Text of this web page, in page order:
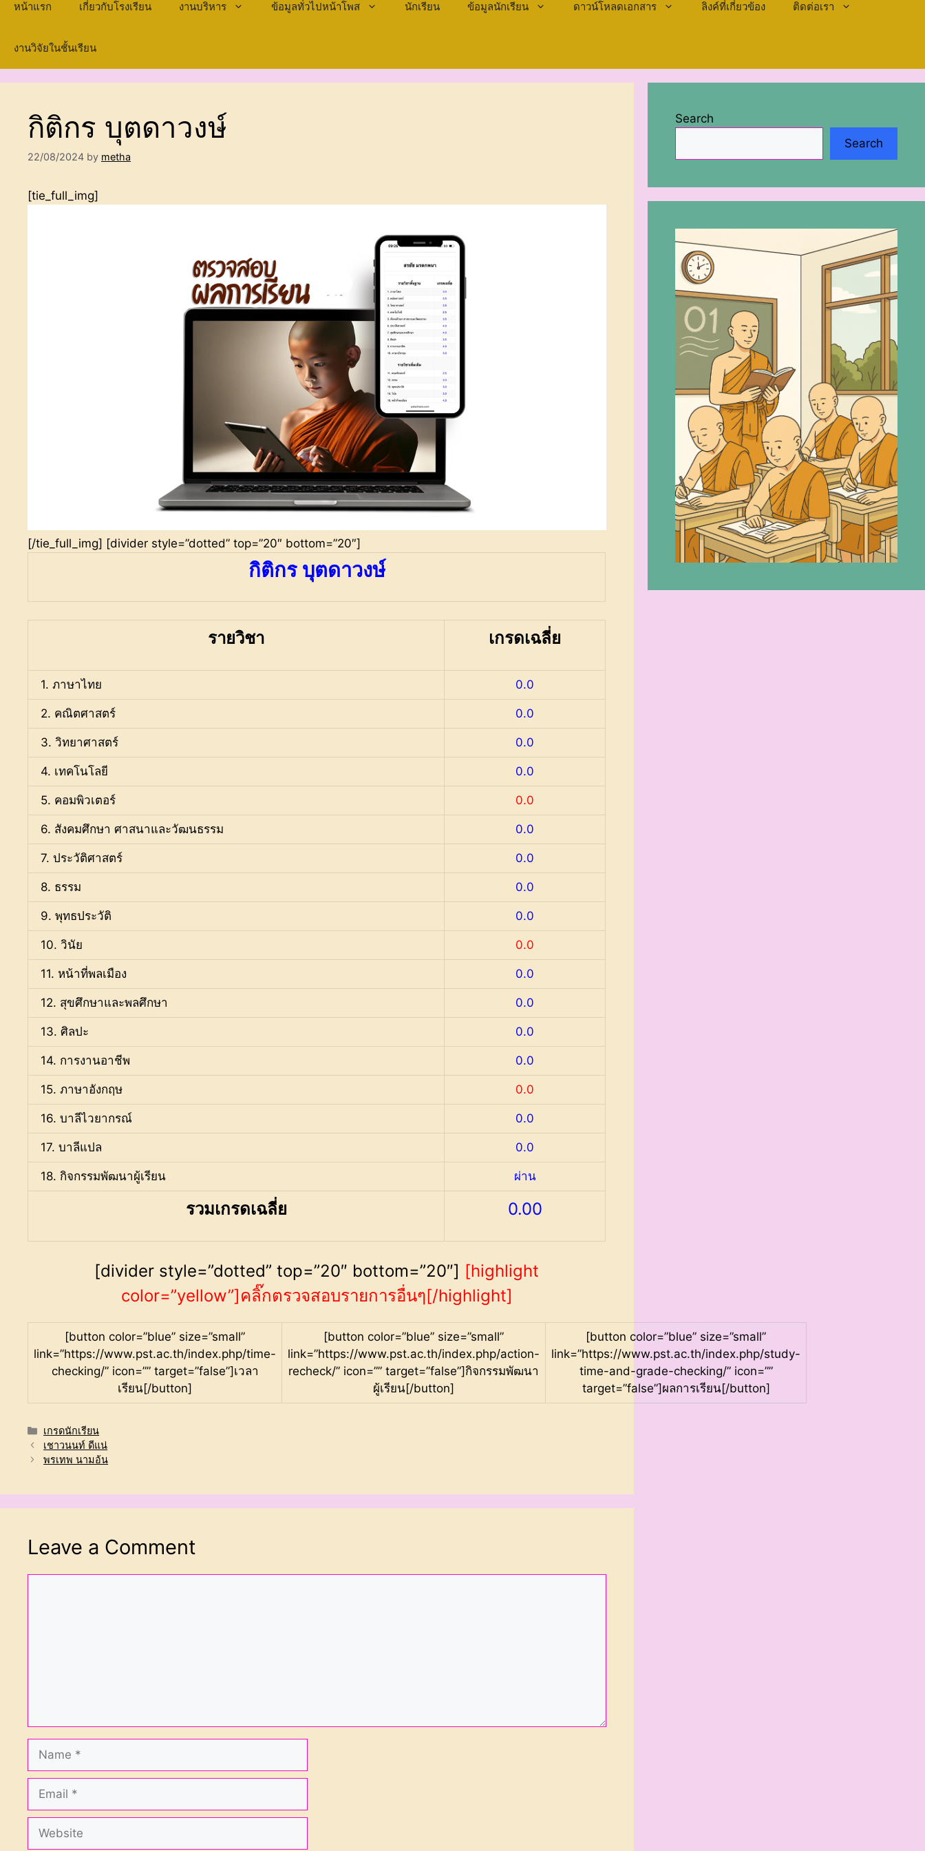
หน้าแรก เกี่ยวกับโรงเรียน งานบริหาร ข้อมูลทั่วไปหน้าโพส นักเรียน ข้อมูลนักเรียน ดาวน์โหลดเอกสาร ลิงค์ที่เกี่ยวข้อง ติดต่อเรา
งานวิจัยในชั้นเรียน
กิติกร บุตดาวงษ์
22/08/2024 by metha
[tie_full_img]
[/tie_full_img] [divider style=”dotted” top=”20″ bottom=”20″]
กิติกร บุตดาวงษ์
รายวิชา เกรดเฉลี่ย
1. ภาษาไทย 0.0
2. คณิตศาสตร์ 0.0
3. วิทยาศาสตร์ 0.0
4. เทคโนโลยี 0.0
5. คอมพิวเตอร์ 0.0
6. สังคมศึกษา ศาสนาและวัฒนธรรม 0.0
7. ประวัติศาสตร์ 0.0
8. ธรรม 0.0
9. พุทธประวัติ 0.0
10. วินัย 0.0
11. หน้าที่พลเมือง 0.0
12. สุขศึกษาและพลศึกษา 0.0
13. ศิลปะ 0.0
14. การงานอาชีพ 0.0
15. ภาษาอังกฤษ 0.0
16. บาลีไวยากรณ์ 0.0
17. บาลีแปล 0.0
18. กิจกรรมพัฒนาผู้เรียน ผ่าน
รวมเกรดเฉลี่ย 0.00
[divider style=”dotted” top=”20″ bottom=”20″] [highlight
color=”yellow”]คลิ๊กตรวจสอบรายการอื่นๆ[/highlight]
[button color=”blue” size=”small”
link=”https://www.pst.ac.th/index.php/time-
checking/” icon=”” target=”false”]เวลา
เรียน[/button]
[button color=”blue” size=”small”
link=”https://www.pst.ac.th/index.php/action-
recheck/” icon=”” target=”false”]กิจกรรมพัฒนา
ผู้เรียน[/button]
[button color=”blue” size=”small”
link=”https://www.pst.ac.th/index.php/study-
time-and-grade-checking/” icon=””
target=”false”]ผลการเรียน[/button]
Categories
เกรดนักเรียน
เชาวนนท์ ดีแน่
พรเทพ นามอ้น
Leave a Comment
Name
Email
Website
Search
Search